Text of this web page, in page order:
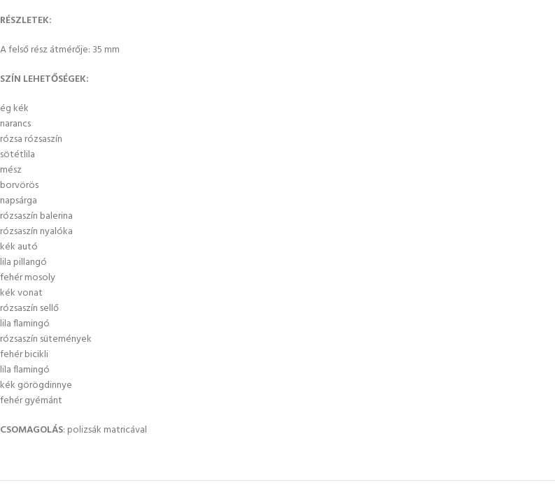
RÉSZLETEK:
A felső rész átmérője: 35 mm
SZÍN LEHETŐSÉGEK:
ég kék
narancs
rózsa rózsaszín
sötétlila
mész
borvörös
napsárga
rózsaszín balerina
rózsaszín nyalóka
kék autó
lila pillangó
fehér mosoly
kék vonat
rózsaszín sellő
lila flamingó
rózsaszín sütemények
fehér bicikli
lila flamingó
kék görögdinnye
fehér gyémánt
CSOMAGOLÁS: polizsák matricával